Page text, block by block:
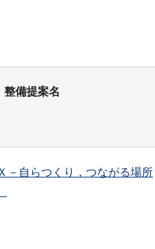
整備提案名
－自らつくり，つながる場所